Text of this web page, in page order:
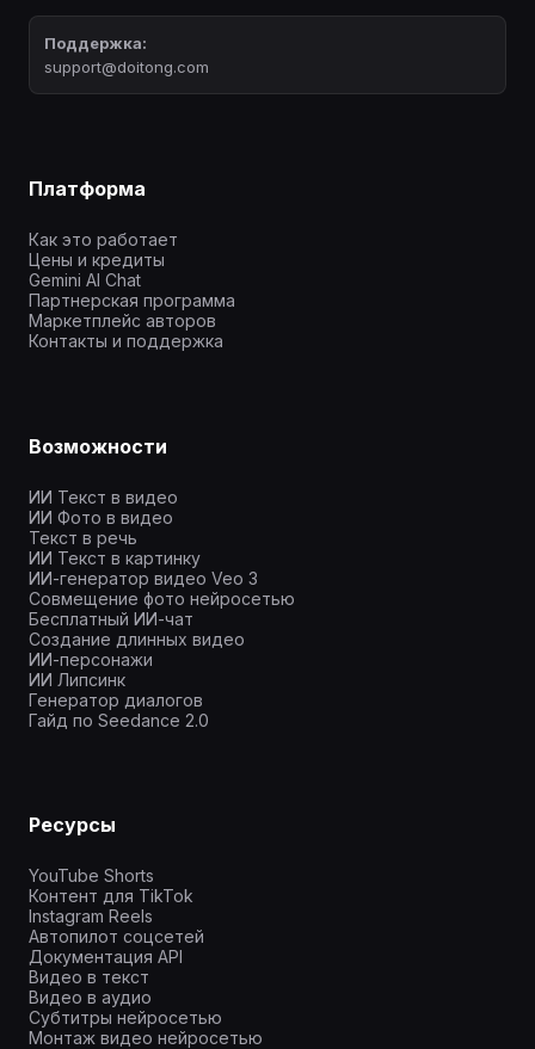
Поддержка:
support@doitong.com
Платформа
Как это работает
Цены и кредиты
Gemini AI Chat
Партнерская программа
Маркетплейс авторов
Контакты и поддержка
Возможности
ИИ Текст в видео
ИИ Фото в видео
Текст в речь
ИИ Текст в картинку
ИИ-генератор видео Veo 3
Совмещение фото нейросетью
Бесплатный ИИ-чат
Создание длинных видео
ИИ-персонажи
ИИ Липсинк
Генератор диалогов
Гайд по Seedance 2.0
Ресурсы
YouTube Shorts
Контент для TikTok
Instagram Reels
Автопилот соцсетей
Документация API
Видео в текст
Видео в аудио
Субтитры нейросетью
Монтаж видео нейросетью